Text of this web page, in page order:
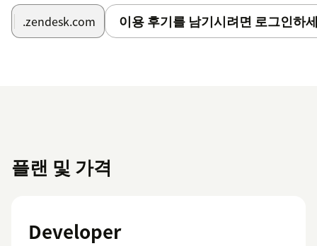
.zendesk.com 이용 후기를 남기시려면 로그인하
플랜 및 가격
Developer